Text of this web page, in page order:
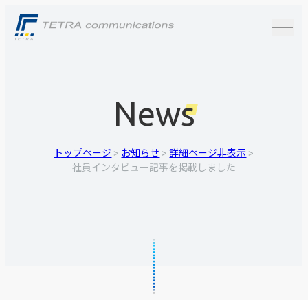
News
トップページ > お知らせ > 詳細ページ非表示 >
社員インタビュー記事を掲載しました